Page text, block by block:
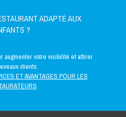
ADAPTÉ AUX
?
augmenter votre visibilité et attirer
clients.
ET AVANTAGES POUR LES